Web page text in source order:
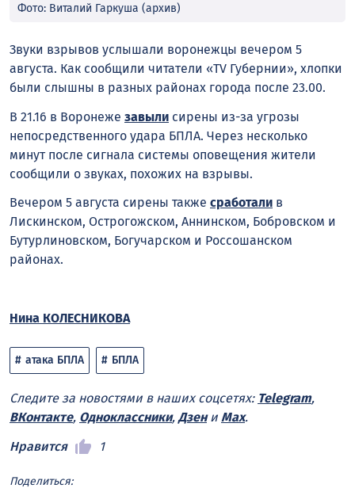
Фото: Виталий Гаркуша (архив)
Звуки взрывов услышали воронежцы вечером 5
августа. Как сообщили читатели «TV Губернии», хлопки
были слышны в разных районах города после 23.00.
В 21.16 в Воронеже завыли сирены из-за угрозы
непосредственного удара БПЛА. Через несколько
минут после сигнала системы оповещения жители
сообщили о звуках, похожих на взрывы.
Вечером 5 августа сирены также сработали в
Лискинском, Острогожском, Аннинском, Бобровском и
Бутурлиновском, Богучарском и Россошанском
районах.
Нина КОЛЕСНИКОВА
атака БПЛА БПЛА
Следите за новостями в наших соцсетях: Telegram,
ВКонтакте, Одноклассники, Дзени Max.
Нравится
1
Поделиться: